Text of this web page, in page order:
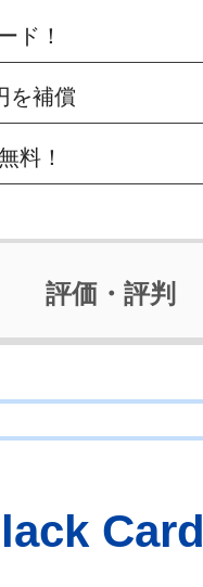
ド！
を補償
料！
評価・評判
Card